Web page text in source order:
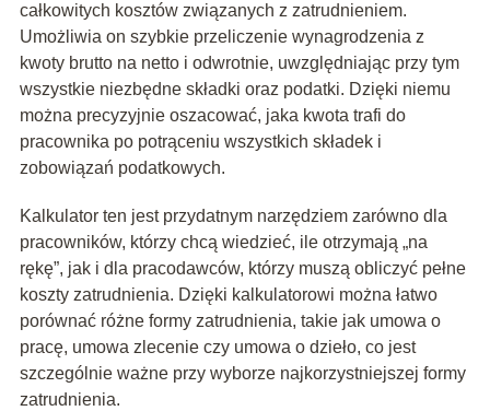
całkowitych kosztów związanych z zatrudnieniem.
Umożliwia on szybkie przeliczenie wynagrodzenia z
kwoty brutto na netto i odwrotnie, uwzględniając przy tym
wszystkie niezbędne składki oraz podatki. Dzięki niemu
można precyzyjnie oszacować, jaka kwota trafi do
pracownika po potrąceniu wszystkich składek i
zobowiązań podatkowych.
Kalkulator ten jest przydatnym narzędziem zarówno dla
pracowników, którzy chcą wiedzieć, ile otrzymają „na
rękę”, jak i dla pracodawców, którzy muszą obliczyć pełne
koszty zatrudnienia. Dzięki kalkulatorowi można łatwo
porównać różne formy zatrudnienia, takie jak umowa o
pracę, umowa zlecenie czy umowa o dzieło, co jest
szczególnie ważne przy wyborze najkorzystniejszej formy
zatrudnienia.